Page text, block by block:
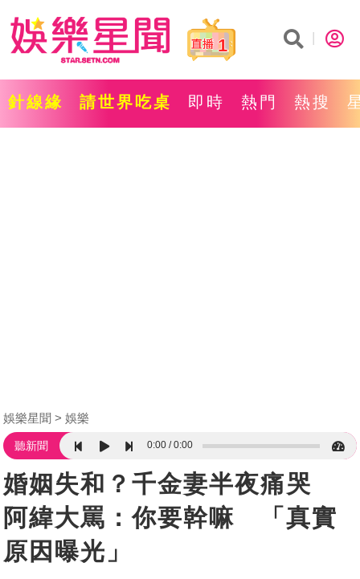
1
針線緣 請世界吃桌 即時 熱門 熱搜
娛樂星聞 娛樂
聽新聞 0:00 0:00
婚姻失和？千金妻半夜痛哭
阿緯大罵：你要幹嘛 「真實
原因曝光」